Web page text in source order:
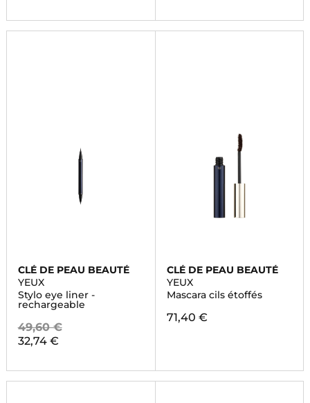
CLÉ DE PEAU BEAUTÉ
YEUX
Stylo eye liner -
rechargeable
49,60 €
32,74 €
CLÉ DE PEAU BEAUTÉ
YEUX
Mascara cils étoffés
71,40 €